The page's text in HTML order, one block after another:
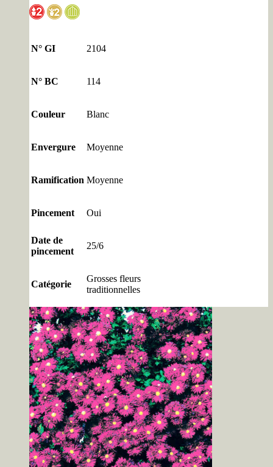
N° GI 2104
N° BC 114
Couleur Blanc
Envergure Moyenne
Ramification Moyenne
Pincement Oui
Date de
pincement
25/6
Catégorie
Grosses fleurs
traditionnelles